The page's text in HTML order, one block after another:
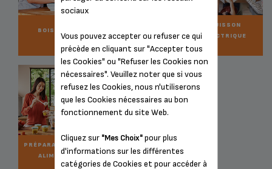
BOISSONS
CONVIVIALE
CUISSON
ÉLECTRIQUE
PRÉPARATION DES
ALIMENTS
CUISINE
sociaux
Vous pouvez accepter ou refuser ce qui
précède en cliquant sur "Accepter tous
les Cookies" ou "Refuser les Cookies non
nécessaires". Veuillez noter que si vous
refusez les Cookies, nous n'utiliserons
que les Cookies nécessaires au bon
fonctionnement du site Web.
Cliquez sur "Mes Choix"pour plus
d'informations sur les différentes
catégories de Cookies et pour accéder à